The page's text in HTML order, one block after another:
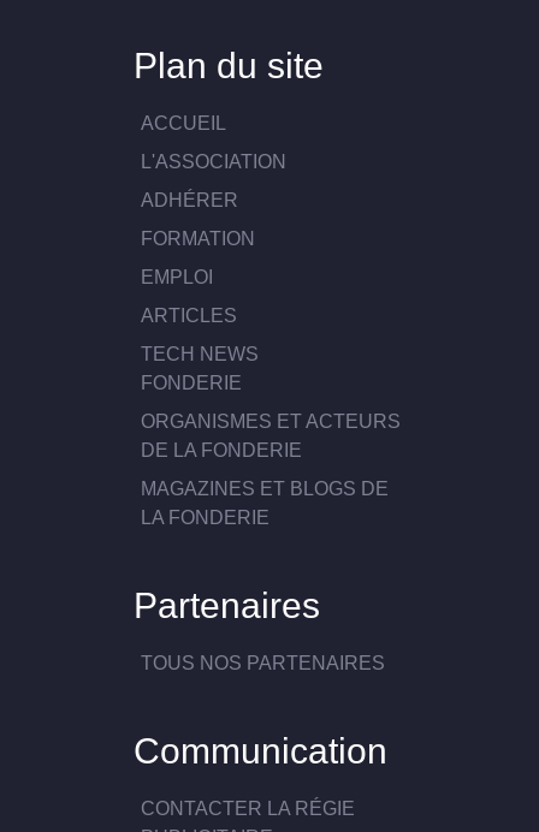
Plan du site
ACCUEIL
L'ASSOCIATION
ADHÉRER
FORMATION
EMPLOI
ARTICLES
TECH NEWS
FONDERIE
ORGANISMES ET ACTEURS
DE LA FONDERIE
MAGAZINES ET BLOGS DE
LA FONDERIE
Partenaires
TOUS NOS PARTENAIRES
Communication
CONTACTER LA RÉGIE